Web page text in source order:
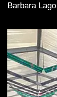
Barbara